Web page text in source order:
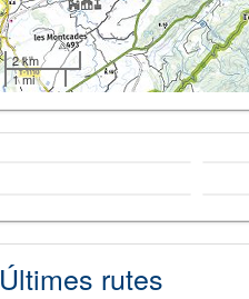
2 km
1 mi
Últimes rutes